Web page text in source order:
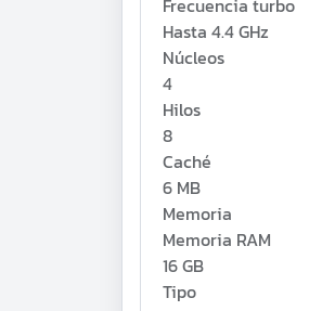
Frecuencia turbo
Hasta 4.4 GHz
Núcleos
4
Hilos
8
Caché
6 MB
Memoria
Memoria RAM
16 GB
Tipo